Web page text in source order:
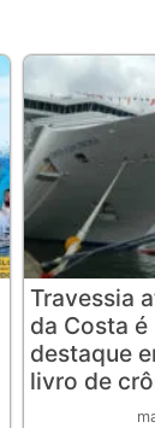
Travessia
da Costa é
destaque
livro de